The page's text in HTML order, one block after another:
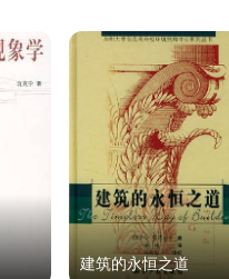
建筑的永恒之道